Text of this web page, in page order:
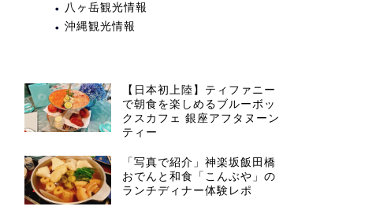
八ヶ岳観光情報
沖縄観光情報
【日本初上陸】ティファニー
で朝食を楽しめるブルーボッ
クスカフェ 銀座アフタヌーン
ティー
「写真で紹介」神楽坂飯田橋
おでんと和食「こんぶや」の
ランチディナー体験レポ